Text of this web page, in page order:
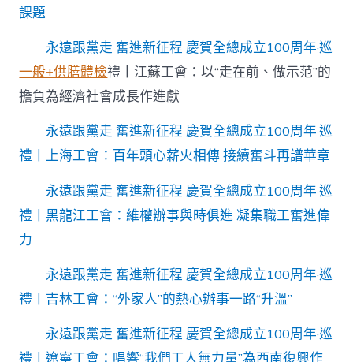
課題
永遠跟黨走 奮進新征程 慶賀全總成立100周年·巡
一般+供膳體檢禮丨江蘇工會：以“走在前、做示范”的
擔負為經濟社會成長作進獻
永遠跟黨走 奮進新征程 慶賀全總成立100周年·巡
禮丨上海工會：百年頭心薪火相傳 接續奮斗再譜華章
永遠跟黨走 奮進新征程 慶賀全總成立100周年·巡
禮丨黑龍江工會：維權辦事與時俱進 凝集職工奮進偉
力
永遠跟黨走 奮進新征程 慶賀全總成立100周年·巡
禮丨吉林工會：“外家人”的熱心辦事一路“升溫”
永遠跟黨走 奮進新征程 慶賀全總成立100周年·巡
禮丨遼寧工會：唱響“我們工人無力量”為西南復興作